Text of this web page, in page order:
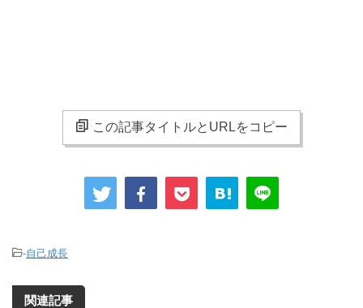
この記事タイトルとURLをコピー
-自己成長
関連記事